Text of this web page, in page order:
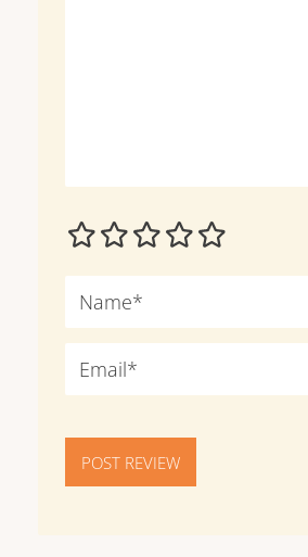
POST REVIEW